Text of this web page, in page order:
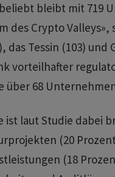
bleibt mit 719
des Crypto
das Tessin (103)
vorteilhafter
über 68
ist laut Studie dabei
(20
(18